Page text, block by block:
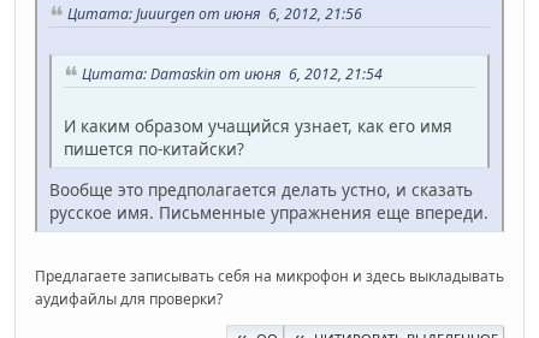
Цитата: Juuurgen от июня 6, 2012, 21:56
Цитата: Damaskin от июня 6, 2012, 21:54
И каким образом учащийся узнает, как его имя
пишется по-китайски?
Вообще это предполагается делать устно, и сказать
русское имя. Письменные упражнения еще впереди.
Предлагаете записывать себя на микрофон и здесь выкладывать
аудифайлы для проверки?